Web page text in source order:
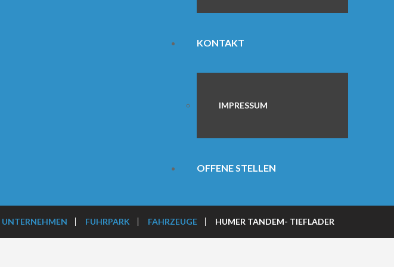
KONTAKT
IMPRESSUM
OFFENE STELLEN
UNTERNEHMEN FUHRPARK FAHRZEUGE HUMER TANDEM- TIEFLADER